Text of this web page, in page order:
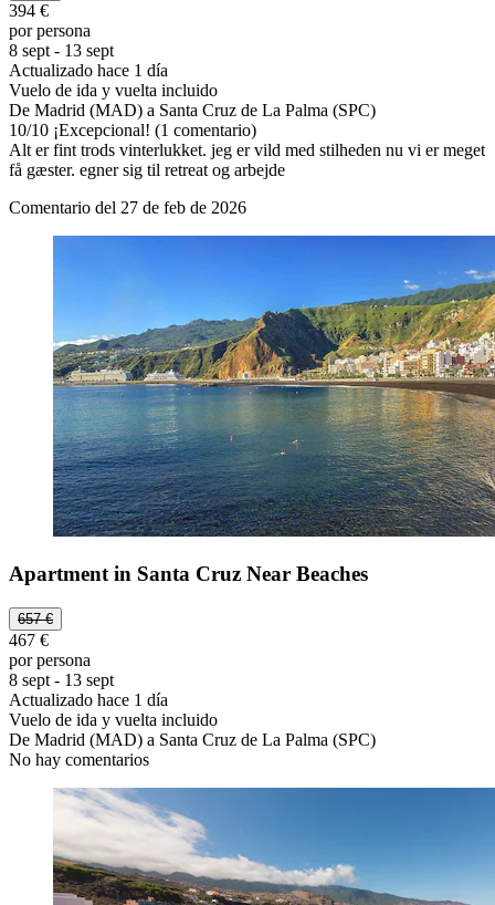
394 €
por persona
8 sept - 13 sept
Actualizado hace 1 día
Vuelo de ida y vuelta incluido
De Madrid (MAD) a Santa Cruz de La Palma (SPC)
10/10 ¡Excepcional! (1 comentario)
Alt er fint trods vinterlukket. jeg er vild med stilheden nu vi er meget
få gæster. egner sig til retreat og arbejde
Comentario del 27 de feb de 2026
Apartment in Santa Cruz Near Beaches
657 €
467 €
por persona
8 sept - 13 sept
Actualizado hace 1 día
Vuelo de ida y vuelta incluido
De Madrid (MAD) a Santa Cruz de La Palma (SPC)
No hay comentarios